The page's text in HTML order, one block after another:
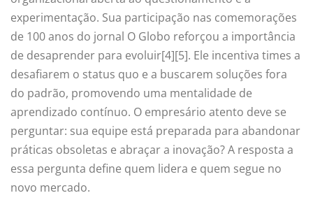
experimentação. Sua participação nas comemorações
de 100 anos do jornal O Globo reforçou a importância
de desaprender para evoluir[4][5]. Ele incentiva times a
desafiarem o status quo e a buscarem soluções fora
do padrão, promovendo uma mentalidade de
aprendizado contínuo. O empresário atento deve se
perguntar: sua equipe está preparada para abandonar
práticas obsoletas e abraçar a inovação? A resposta a
essa pergunta define quem lidera e quem segue no
novo mercado.